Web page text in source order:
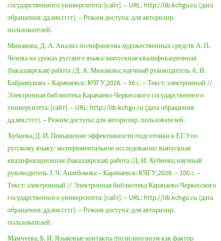
государственного университета: [сайт]. – URL: http://lib.kchgu.ru (дата
обращения: дд.мм.гггг). – Режим доступа: для авторизир.
пользователей.
Минакова, Д. А. Анализ полифонизма художественных средств А. П.
Чехова на уроках русского языка: выпускная квалификационная
(бакалаврская) работа /Д. А. Минакова; научный руководитель А. И.
Байрамукова – Карачаевск: КЧГУ,2026. – 56 с. – Текст: электронный //
Электронная библиотека Карачаево-Черкесского государственного
университета: [сайт]. – URL: http://lib.kchgu.ru (дата обращения:
дд.мм.гггг). – Режим доступа: для авторизир. пользователей.
Хубиева, Д. И. Повышение эффективности подготовки к ЕГЭ по
русскому языку: экспериментальное исследование: выпускная
квалификационная (бакалаврская) работа /Д. И. Хубиева; научный
руководитель З. Ч. Ашибокова – Карачаевск: КЧГУ,2026. – 100 с. –
Текст: электронный // Электронная библиотека Карачаево-Черкесского
государственного университета: [сайт]. – URL: http://lib.kchgu.ru (дата
обращения: дд.мм.гггг). – Режим доступа: для авторизир.
пользователей.
Мамчуева, Б. И. Языковые контакты (полилингвизм как фактор